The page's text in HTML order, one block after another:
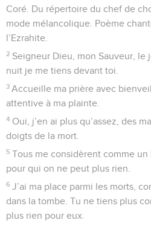
Coré. Du répertoire du chef de
mode mélancolique. Poème
l’Ezrahite.
2 Seigneur Dieu, mon Sauveur, le
nuit je me tiens devant toi.
3 Accueille ma prière avec
attentive à ma plainte.
4 Oui, j’en ai plus qu’assez, des
doigts de la mort.
5 Tous me considèrent comme
pour qui on ne peut plus rien.
6 J’ai ma place parmi les morts,
dans la tombe. Tu ne tiens plus
plus rien pour eux.